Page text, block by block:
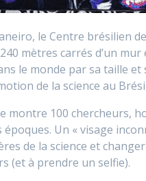
le Centre brésilien
mètres carrés d’un
le monde par sa taille
de la science au
montre 100 chercheurs,
Un « visage
de la science et
(et à prendre un selfie).